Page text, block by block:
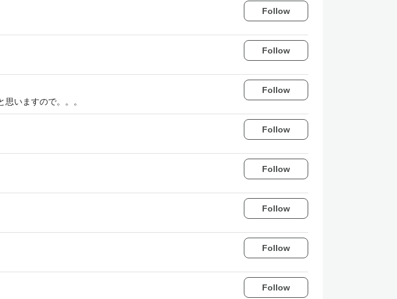
Follow
Follow
いますので。。。
Follow
Follow
Follow
Follow
Follow
Follow